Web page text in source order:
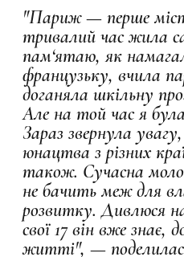
"Париж — перше
тривалий час жила
пам‘ятаю, як
французьку, вчила
доганяла шкільну
Але на той час я
Зараз звернула
юнацтва з різних
також. Сучасна
не бачить меж для
розвитку. Дивлюся
свої 17 він вже знає,
житті", —